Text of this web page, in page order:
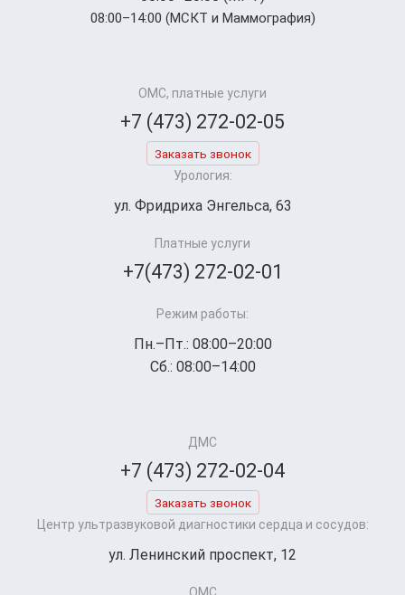
08:00–14:00 (МСКТ и Маммография)
ОМС, платные услуги
+7 (473) 272-02-05
Заказать звонок
Урология:
ул. Фридриха Энгельса, 63
Платные услуги
+7(473) 272-02-01
Режим работы:
Пн.–Пт.: 08:00–20:00
Сб.: 08:00–14:00
ДМС
+7 (473) 272-02-04
Заказать звонок
Центр ультразвуковой диагностики сердца и сосудов:
ул. Ленинский проспект, 12